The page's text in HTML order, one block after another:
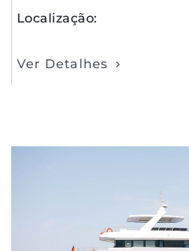
Localização:
Ver Detalhes